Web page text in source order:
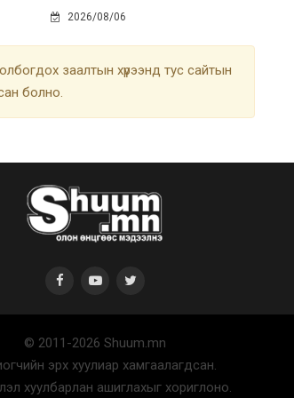
2026/08/06
заалтын хүрээнд тус сайтын
болно.
© 2011-2026 Shuum.mn
эрх хуулиар хамгаалагдсан.
хуулбарлан ашиглахыг хориглоно.